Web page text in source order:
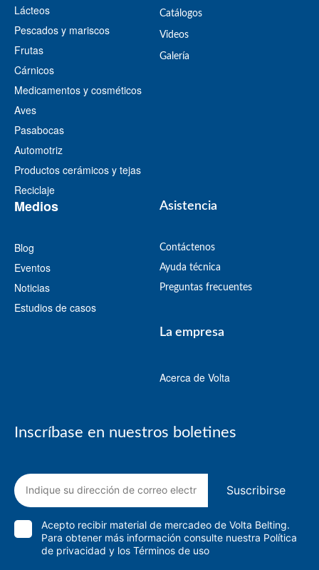
Lácteos
Pescados y mariscos
Frutas
Cárnicos
Medicamentos y cosméticos
Aves
Pasabocas
Automotriz
Productos cerámicos y tejas
Reciclaje
​Catálogos​
Videos
​Galería
Medios
Blog
Eventos
Noticias
Estudios de casos
Asistencia
Contáctenos
Ayuda técnica
Preguntas frecuentes
La empresa
Acerca de Volta
Inscríbase en nuestros boletines
Acepto recibir material de mercadeo de Volta Belting.
Para obtener más información consulte nuestra Política
de privacidad y los Términos de uso
Suscribirse